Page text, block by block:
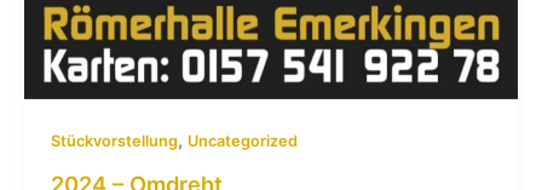
Stückvorstellung, Uncategorized
2024 – Omdreht